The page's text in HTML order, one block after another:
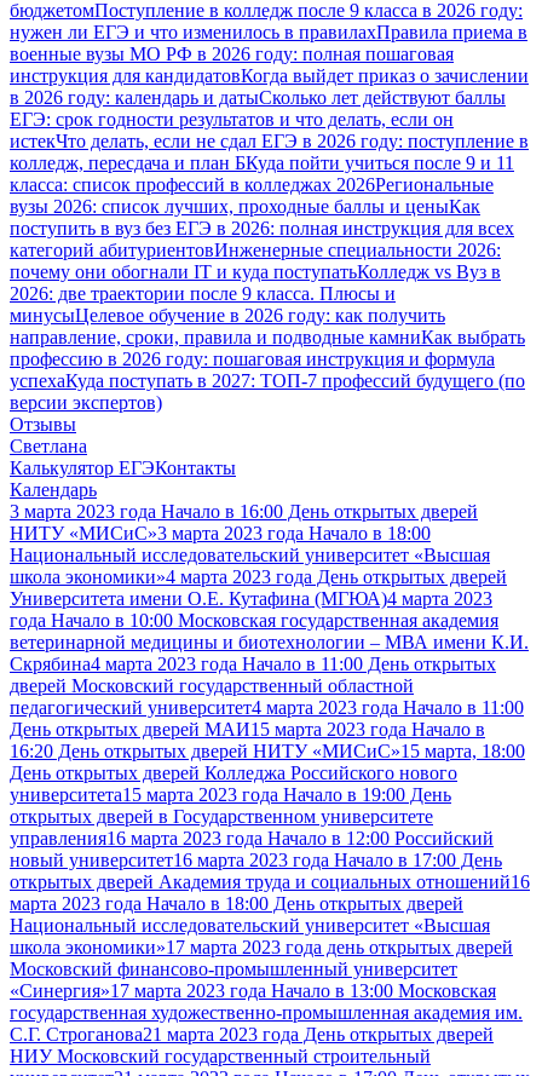
бюджетомПоступление в колледж после 9 класса в 2026 году:
нужен ли ЕГЭ и что изменилось в правилахПравила приема в
военные вузы МО РФ в 2026 году: полная пошаговая
инструкция для кандидатовКогда выйдет приказ о зачислении
в 2026 году: календарь и датыСколько лет действуют баллы
ЕГЭ: срок годности результатов и что делать, если он
истекЧто делать, если не сдал ЕГЭ в 2026 году: поступление в
колледж, пересдача и план БКуда пойти учиться после 9 и 11
класса: список профессий в колледжах 2026Региональные
вузы 2026: список лучших, проходные баллы и ценыКак
поступить в вуз без ЕГЭ в 2026: полная инструкция для всех
категорий абитуриентовИнженерные специальности 2026:
почему они обогнали IT и куда поступатьКолледж vs Вуз в
2026: две траектории после 9 класса. Плюсы и
минусыЦелевое обучение в 2026 году: как получить
направление, сроки, правила и подводные камниКак выбрать
профессию в 2026 году: пошаговая инструкция и формула
успехаКуда поступать в 2027: ТОП-7 профессий будущего (по
версии экспертов)
Отзывы
Светлана
Калькулятор ЕГЭКонтакты
Календарь
3 марта 2023 года Начало в 16:00 День открытых дверей
НИТУ «МИСиС»3 марта 2023 года Начало в 18:00
Национальный исследовательский университет «Высшая
школа экономики»4 марта 2023 года День открытых дверей
Университета имени О.Е. Кутафина (МГЮА)4 марта 2023
года Начало в 10:00 Московская государственная академия
ветеринарной медицины и биотехнологии – МВА имени К.И.
Скрябина4 марта 2023 года Начало в 11:00 День открытых
дверей Московский государственный областной
педагогический университет4 марта 2023 года Начало в 11:00
День открытых дверей МАИ15 марта 2023 года Начало в
16:20 День открытых дверей НИТУ «МИСиС»15 марта, 18:00
День открытых дверей Колледжа Российского нового
университета15 марта 2023 года Начало в 19:00 День
открытых дверей в Государственном университете
управления16 марта 2023 года Начало в 12:00 Российский
новый университет16 марта 2023 года Начало в 17:00 День
открытых дверей Академия труда и социальных отношений16
марта 2023 года Начало в 18:00 День открытых дверей
Национальный исследовательский университет «Высшая
школа экономики»17 марта 2023 года день открытых дверей
Московский финансово-промышленный университет
«Синергия»17 марта 2023 года Начало в 13:00 Московская
государственная художественно-промышленная академия им.
С.Г. Строганова21 марта 2023 года День открытых дверей
НИУ Московский государственный строительный